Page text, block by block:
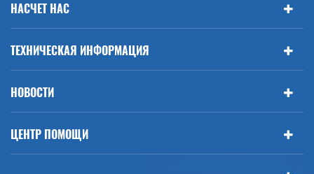
НАСЧЕТ НАС
ТЕХНИЧЕСКАЯ ИНФОРМАЦИЯ
НОВОСТИ
ЦЕНТР ПОМОЩИ